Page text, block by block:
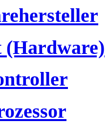
(Hardware)